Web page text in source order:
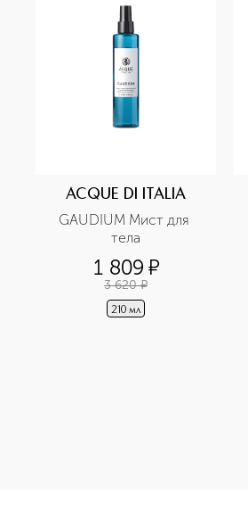
ACQUE DI ITALIA
GAUDIUM Мист для
тела
1 809 ¤
3 620 ¤
210 мл